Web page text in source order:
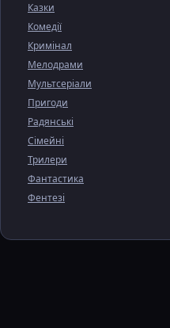
Казки
Комедії
Кримінал
Мелодрами
Мультсеріали
Пригоди
Радянські
Сімейні
Трилери
Фантастика
Фентезі